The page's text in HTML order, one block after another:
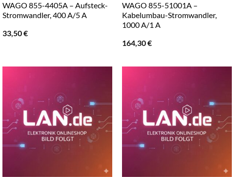
WAGO 855-4405A – Aufsteck-
Stromwandler, 400 A/5 A
33,50€
WAGO 855-51001A –
Kabelumbau-Stromwandler,
1000 A/1 A
164,30€